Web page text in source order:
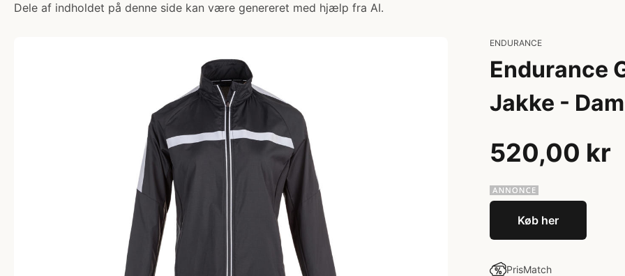
Dele af indholdet på denne side kan være genereret med hjælp fra AI.
ENDURANCE
Endurance
Jakke -
520,00 kr
Køb her
PrisMatch